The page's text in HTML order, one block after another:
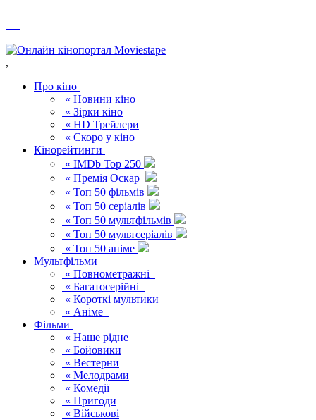
,
Про кіно
« Новини кіно
« Зірки кіно
« HD Трейлери
« Скоро у кіно
Кінорейтинги
« IMDb Top 250
« Премія Оскар
« Топ 50 фільмів
« Топ 50 серіалів
« Топ 50 мультфільмів
« Топ 50 мультсеріалів
« Топ 50 аніме
Мультфільми
« Повнометражні
« Багатосерійні
« Короткі мультики
« Аніме
Фільми
« Наше рідне
« Бойовики
« Вестерни
« Мелодрами
« Комедії
« Пригоди
« Військові